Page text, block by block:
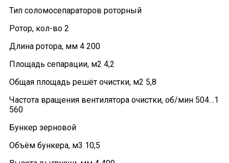
Тип соломосепараторов роторный
Ротор, кол-во 2
Длина ротора, мм 4 200
Площадь сепарации, м2 4,2
Общая площадь решёт очистки, м2 5,8
Частота вращения вентилятора очистки, об/мин 504…1
560
Бункер зерновой
Объём бункера, м3 10,5